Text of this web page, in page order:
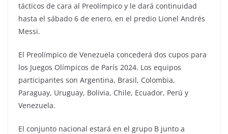
tácticos de cara al Preolímpico y le dará continuidad
hasta el sábado 6 de enero, en el predio Lionel Andrés
Messi.
El Preolímpico de Venezuela concederá dos cupos para
los Juegos Olímpicos de París 2024. Los equipos
participantes son Argentina, Brasil, Colombia,
Paraguay, Uruguay, Bolivia, Chile, Ecuador, Perú y
Venezuela.
El conjunto nacional estará en el grupo B junto a